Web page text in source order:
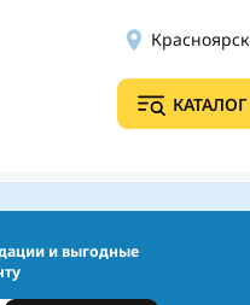
Красноярск
КАТАЛОГ
и выгодные